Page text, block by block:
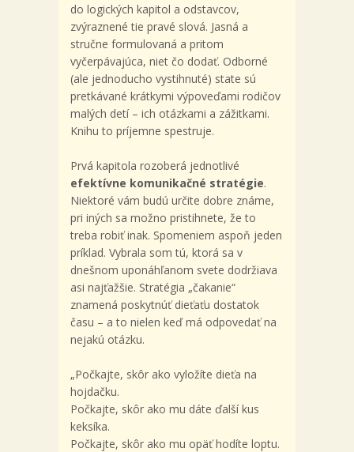
do logických kapitol a odstavcov,
zvýraznené tie pravé slová. Jasná a
stručne formulovaná a pritom
vyčerpávajúca, niet čo dodať. Odborné
(ale jednoducho vystihnuté) state sú
pretkávané krátkymi výpoveďami rodičov
malých detí – ich otázkami a zážitkami.
Knihu to príjemne spestruje.
Prvá kapitola rozoberá jednotlivé
efektívne komunikačné stratégie.
Niektoré vám budú určite dobre známe,
pri iných sa možno pristihnete, že to
treba robiť inak. Spomeniem aspoň jeden
príklad. Vybrala som tú, ktorá sa v
dnešnom uponáhľanom svete dodržiava
asi najťažšie. Stratégia „čakanie“
znamená poskytnúť dieťaťu dostatok
času – a to nielen keď má odpovedať na
nejakú otázku.
„Počkajte, skôr ako vyložíte dieťa na
hojdačku.
Počkajte, skôr ako mu dáte ďalší kus
keksíka.
Počkajte, skôr ako mu opäť hodíte loptu.